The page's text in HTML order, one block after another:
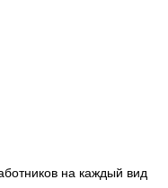
на каждый вид